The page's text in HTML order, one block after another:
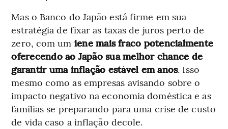
Mas o Banco do Japão está firme em sua
estratégia de fixar as taxas de juros perto de
zero, com um iene mais fraco potencialmente
oferecendo ao Japão sua melhor chance de
garantir uma inflação estável em anos. Isso
mesmo como as empresas avisando sobre o
impacto negativo na economia doméstica e as
famílias se preparando para uma crise de custo
de vida caso a inflação decole.